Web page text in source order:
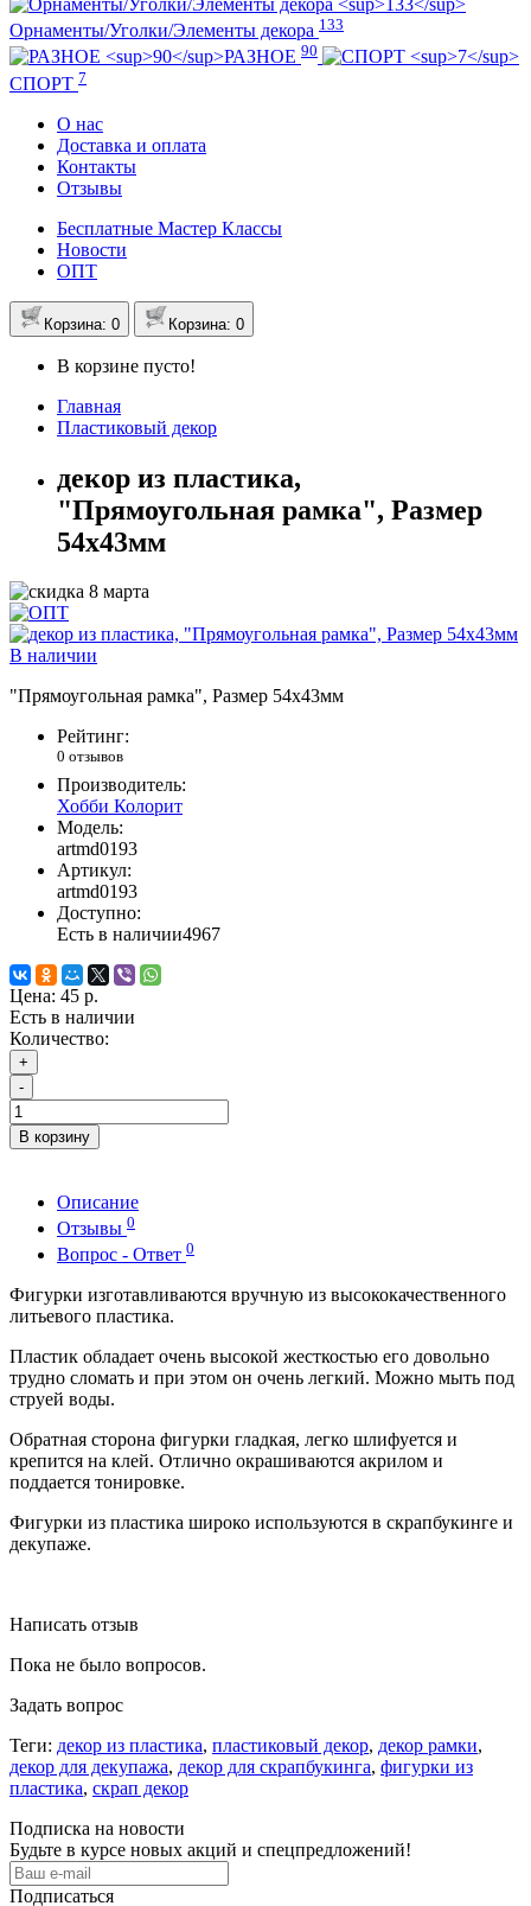
Орнаменты/Уголки/Элементы декора 133
РАЗНОЕ 90
СПОРТ 7
О нас
Доставка и оплата
Контакты
Отзывы
Бесплатные Мастер Классы
Новости
ОПТ
Корзина: 0 Корзина: 0
В корзине пусто!
Главная
Пластиковый декор
декор из пластика,
"Прямоугольная рамка", Размер
54х43мм
В наличии
"Прямоугольная рамка", Размер 54х43мм
Рейтинг:
0 отзывов
Производитель:
Хобби Колорит
Модель:
artmd0193
Артикул:
artmd0193
Доступно:
Есть в наличии4967
Цена: 45 р.
Есть в наличии
Количество:
+
-
В корзину
Описание
Отзывы 0
Вопрос - Ответ 0
Фигурки изготавливаются вручную из высококачественного
литьевого пластика.
Пластик обладает очень высокой жесткостью его довольно
трудно сломать и при этом он очень легкий. Можно мыть под
струей воды.
Обратная сторона фигурки гладкая, легко шлифуется и
крепится на клей. Отлично окрашиваются акрилом и
поддается тонировке.
Фигурки из пластика широко используются в скрапбукинге и
декупаже.
Написать отзыв
Пока не было вопросов.
Задать вопрос
Теги: декор из пластика, пластиковый декор, декор рамки,
декор для декупажа, декор для скрапбукинга, фигурки из
пластика, скрап декор
Подписка на новости
Будьте в курсе новых акций и спецпредложений!
Подписаться